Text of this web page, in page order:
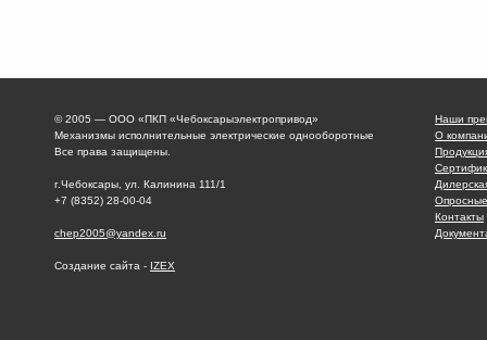
© 2005 — ООО «ПКП «Чебоксарыэлектропривод»
Механизмы исполнительные электрические однооборотные
Все права защищены.
г.Чебоксары, ул. Калинина 111/1
+7 (8352) 28-00-04
chep2005@yandex.ru
Создание сайта - IZEX
Наши
О
Контакты